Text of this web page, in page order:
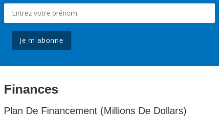
Je m'abonne
Finances
Plan De Financement (Millions De Dollars)